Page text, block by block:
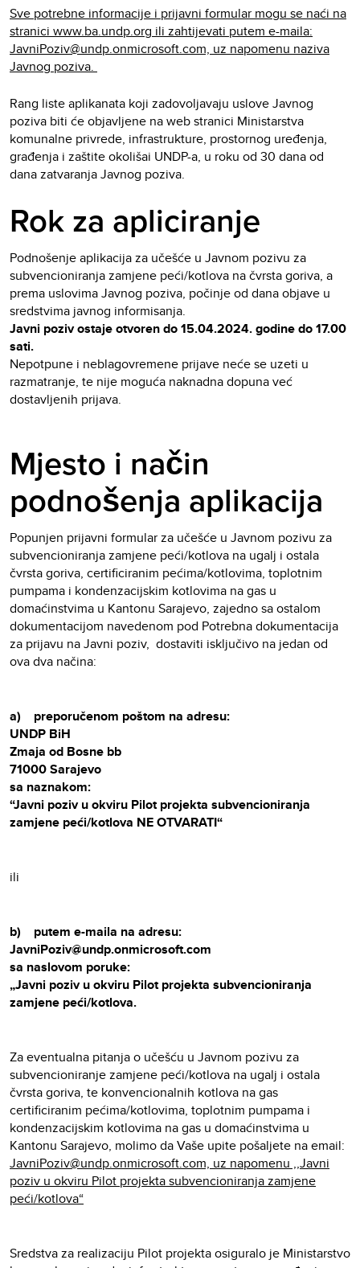
Sve potrebne informacije i prijavni formular mogu se naći na
stranici www.ba.undp.org ili zahtijevati putem e-maila:
JavniPoziv@undp.onmicrosoft.com, uz napomenu naziva
Javnog poziva.
Rang liste aplikanata koji zadovoljavaju uslove Javnog
poziva biti će objavljene na web stranici Ministarstva
komunalne privrede, infrastrukture, prostornog uređenja,
građenja i zaštite okolišai UNDP-a, u roku od 30 dana od
dana zatvaranja Javnog poziva.
Rok za apliciranje
Podnošenje aplikacija za učešće u Javnom pozivu za
subvencioniranja zamjene peći/kotlova na čvrsta goriva, a
prema uslovima Javnog poziva, počinje od dana objave u
sredstvima javnog informisanja.
Javni poziv ostaje otvoren do 15.04.2024. godine do 17.00
sati.
Nepotpune i neblagovremene prijave neće se uzeti u
razmatranje, te nije moguća naknadna dopuna već
dostavljenih prijava.
Mjesto i način
podnošenja aplikacija
Popunjen prijavni formular za učešće u Javnom pozivu za
subvencioniranja zamjene peći/kotlova na ugalj i ostala
čvrsta goriva, certificiranim pećima/kotlovima, toplotnim
pumpama i kondenzacijskim kotlovima na gas u
domaćinstvima u Kantonu Sarajevo, zajedno sa ostalom
dokumentacijom navedenom pod Potrebna dokumentacija
za prijavu na Javni poziv, dostaviti isključivo na jedan od
ova dva načina:
a) preporučenom poštom na adresu:
UNDP BiH
Zmaja od Bosne bb
71000 Sarajevo
sa naznakom:
“Javni poziv u okviru Pilot projekta subvencioniranja
zamjene peći/kotlova NE OTVARATI“
ili
b) putem e-maila na adresu:
JavniPoziv@undp.onmicrosoft.com
sa naslovom poruke:
„Javni poziv u okviru Pilot projekta subvencioniranja
zamjene peći/kotlova.
Za eventualna pitanja o učešću u Javnom pozivu za
subvencioniranje zamjene peći/kotlova na ugalj i ostala
čvrsta goriva, te konvencionalnih kotlova na gas
certificiranim pećima/kotlovima, toplotnim pumpama i
kondenzacijskim kotlovima na gas u domaćinstvima u
Kantonu Sarajevo, molimo da Vaše upite pošaljete na email:
JavniPoziv@undp.onmicrosoft.com, uz napomenu ,,Javni
poziv u okviru Pilot projekta subvencioniranja zamjene
peći/kotlova“
Sredstva za realizaciju Pilot projekta osiguralo je Ministarstvo